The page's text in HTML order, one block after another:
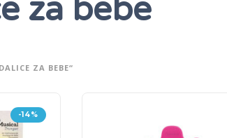
za bebe
ZA BEBE“
-14%